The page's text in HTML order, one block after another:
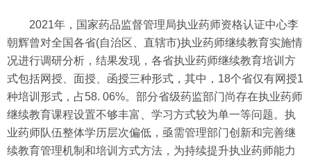
2021年，国家药品监督管理局执业药师资格认证中心李
朝辉曾对全国各省(自治区、直辖市)执业药师继续教育实施情
况进行调研分析，结果发现，各省执业药师继续教育培训方
式包括网授、面授、函授三种形式，其中，18个省仅有网授1
种培训形式，占58. 06%。部分省级药监部门尚存在执业药师
继续教育课程设置不够丰富、学习方式较为单一等问题。执
业药师队伍整体学历层次偏低，亟需管理部门创新和完善继
续教育管理机制和培训方式方法，为持续提升执业药师能力